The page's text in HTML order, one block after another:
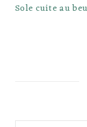
Sole cuite au